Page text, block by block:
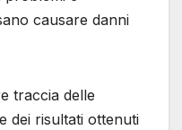
causare danni
traccia delle
dei risultati ottenuti